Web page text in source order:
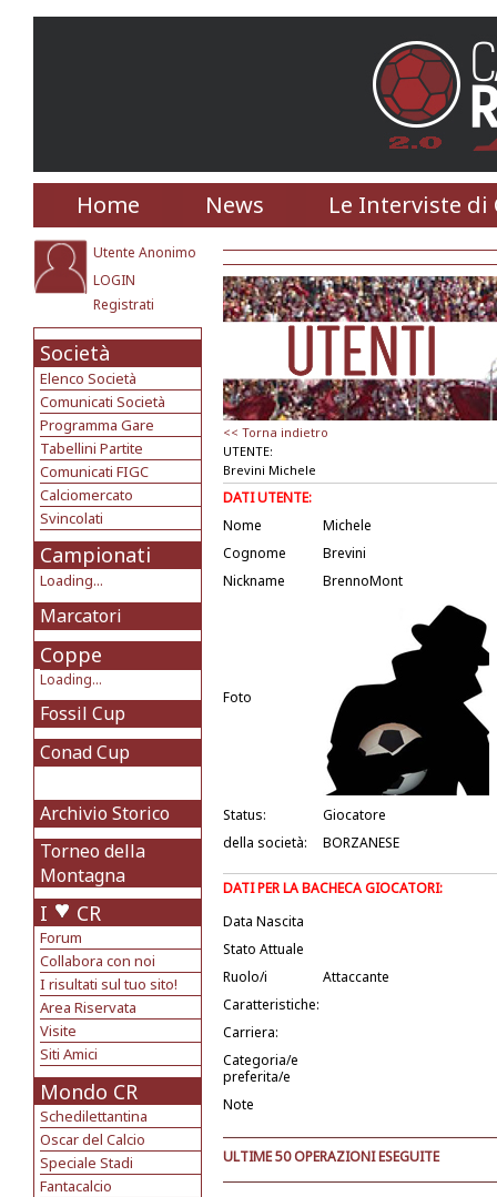
Home News Le Interviste di
Utente Anonimo
LOGIN
Registrati
Società
Elenco Società
Comunicati Società
Programma Gare
Tabellini Partite
Comunicati FIGC
Calciomercato
Svincolati
Campionati
Loading...
Marcatori
Coppe
Loading...
Fossil Cup
Conad Cup
Archivio Storico
Torneo della
Montagna
I CR
Forum
Collabora con noi
I risultati sul tuo sito!
Area Riservata
Visite
Siti Amici
Mondo CR
Schedilettantina
Oscar del Calcio
Speciale Stadi
Fantacalcio
<< Torna indietro
UTENTE:
Brevini Michele
DATI UTENTE:
Nome
Michele
Cognome
Brevini
Nickname
BrennoMont
Foto
Status:
Giocatore
della società:
BORZANESE
DATI PER LA BACHECA GIOCATORI:
Data Nascita
Stato Attuale
Ruolo/i
Attaccante
Caratteristiche:
Carriera:
Categoria/e
preferita/e
Note
ULTIME 50 OPERAZIONI ESEGUITE